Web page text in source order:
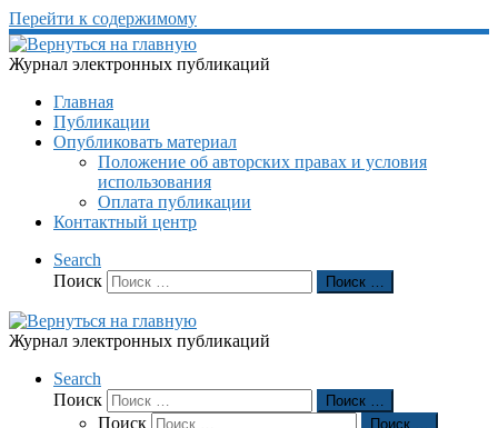
Перейти к содержимому
Журнал электронных публикаций
Главная
Публикации
Опубликовать материал
Положение об авторских правах и условия
использования
Оплата публикации
Контактный центр
Search
Поиск
Поиск …
Журнал электронных публикаций
Search
Поиск
Поиск …
Поиск
Поиск …